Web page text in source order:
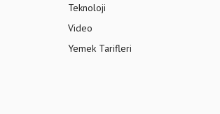
Teknoloji
Video
Yemek Tarifleri